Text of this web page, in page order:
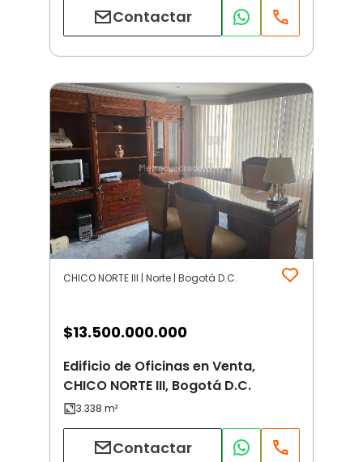
Contactar
CHICO NORTE III | Norte | Bogotá D.C.
$13.500.000.000
Edificio de Oficinas en Venta,
CHICO NORTE III, Bogotá D.C.
Contactar